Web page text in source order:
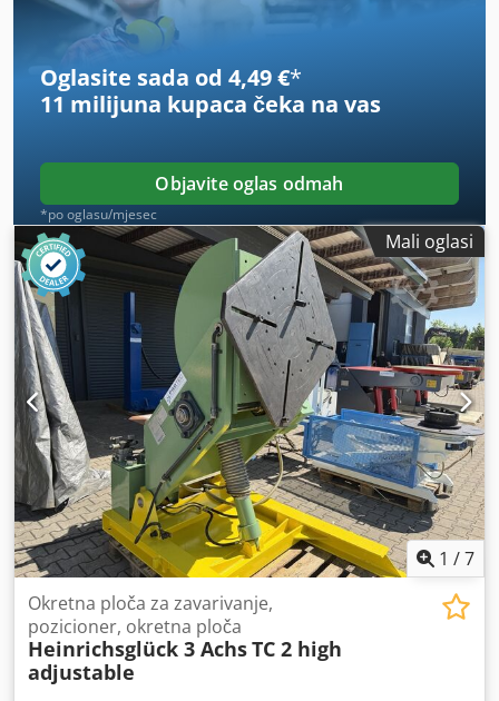
Oglasite sada od 4,49 €*
11 milijuna kupaca čeka na vas
Objavite oglas odmah
*po oglasu/mjesec
Mali oglasi
1 /7
Okretna ploča za zavarivanje,
pozicioner, okretna ploča
Heinrichsglück 3 AchsTC 2 high
adjustable